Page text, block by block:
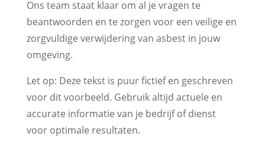
Ons team staat klaar om al je vragen te
beantwoorden en te zorgen voor een veilige en
zorgvuldige verwijdering van asbest in jouw
omgeving.
Let op: Deze tekst is puur fictief en geschreven
voor dit voorbeeld. Gebruik altijd actuele en
accurate informatie van je bedrijf of dienst
voor optimale resultaten.